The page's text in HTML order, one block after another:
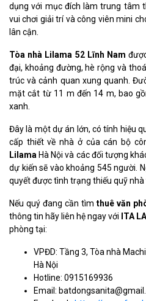
dụng với mục đích làm trung tâm
vui chơi giải trí và công viên mini
lân cận.
Tòa nhà Lilama 52 Lĩnh Nam
đại, khoảng đường, hè rộng và
trúc và cảnh quan xung quanh.
mặt cắt từ 11 m đến 14 m, bao
xanh.
Đây là một dự án lớn, có tính hiệu
cấp thiết về nhà ở của cán bộ
Lilama Hà Nội và các đối tượng
dự kiến sẽ vào khoảng 545 người.
quyết được tình trạng thiếu quỹ nhà
Nếu quý đang cần tìm thuê văn
thông tin hãy liên hệ ngay với ITA
phòng tại:
VPĐD: Tầng 3, Tòa nhà
Hà Nội
Hotline: 0915169936
Email: